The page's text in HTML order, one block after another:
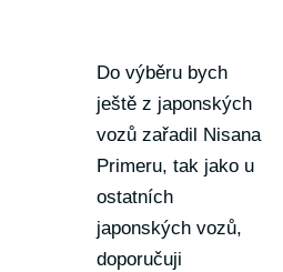
Do výběru bych
ještě z japonských
vozů zařadil Nisana
Primeru, tak jako u
ostatních
japonských vozů,
doporučuji